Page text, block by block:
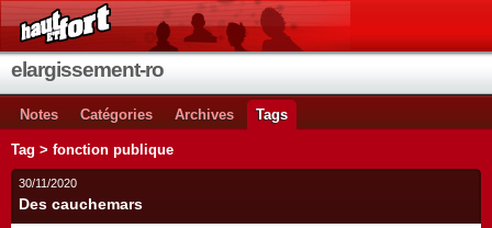
elargissement-ro
Notes Catégories Archives Tags
Tag > fonction publique
30/11/2020
Des cauchemars